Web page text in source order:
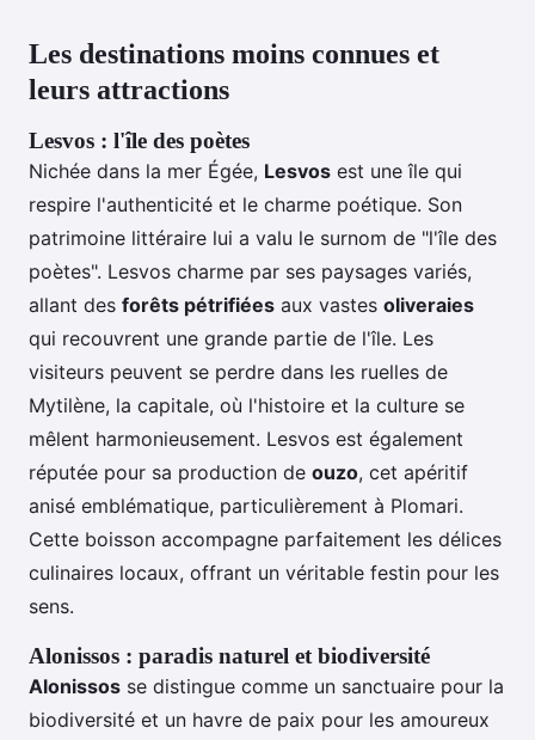
Les destinations moins connues et
leurs attractions
Lesvos : l'île des poètes
Nichée dans la mer Égée, Lesvos est une île qui
respire l'authenticité et le charme poétique. Son
patrimoine littéraire lui a valu le surnom de "l'île des
poètes". Lesvos charme par ses paysages variés,
allant des forêts pétrifiées aux vastes oliveraies
qui recouvrent une grande partie de l'île. Les
visiteurs peuvent se perdre dans les ruelles de
Mytilène, la capitale, où l'histoire et la culture se
mêlent harmonieusement. Lesvos est également
réputée pour sa production de ouzo, cet apéritif
anisé emblématique, particulièrement à Plomari.
Cette boisson accompagne parfaitement les délices
culinaires locaux, offrant un véritable festin pour les
sens.
Alonissos : paradis naturel et biodiversité
Alonissos se distingue comme un sanctuaire pour la
biodiversité et un havre de paix pour les amoureux